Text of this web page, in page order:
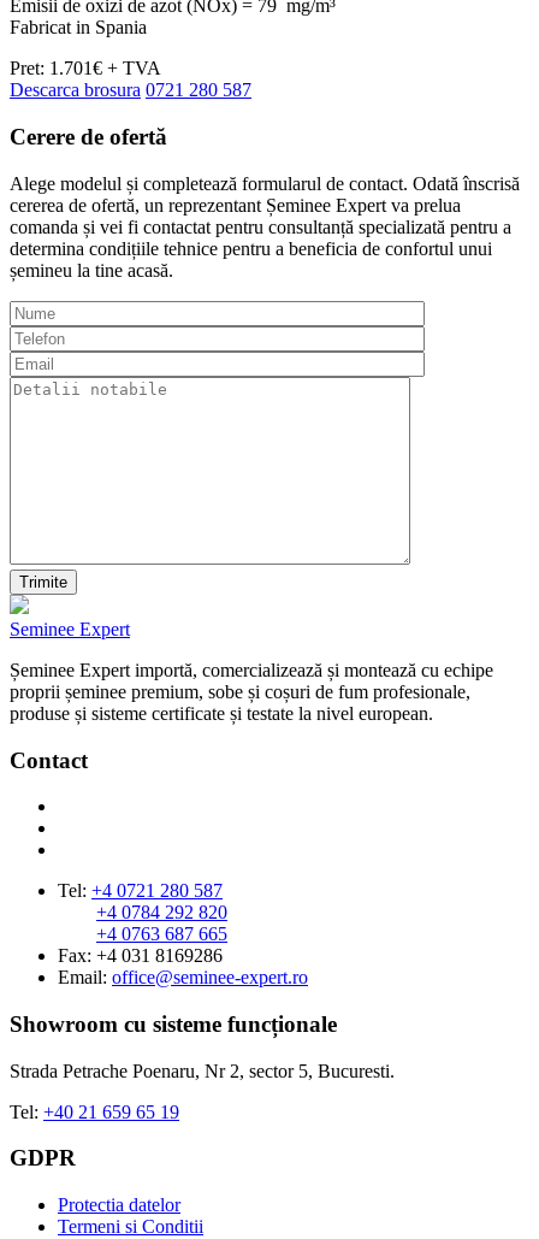
Emisii de oxizi de azot (NOx) = 79 mg/m³
Fabricat in Spania
Pret: 1.701€ + TVA
Descarca brosura 0721 280 587
Cerere de ofertă
Alege modelul și completează formularul de contact. Odată înscrisă
cererea de ofertă, un reprezentant Șeminee Expert va prelua
comanda și vei fi contactat pentru consultanță specializată pentru a
determina condițiile tehnice pentru a beneficia de confortul unui
șemineu la tine acasă.
Trimite
Seminee Expert
Șeminee Expert importă, comercializează și montează cu echipe
proprii șeminee premium, sobe și coșuri de fum profesionale,
produse și sisteme certificate și testate la nivel european.
Contact
Tel: +4 0721 280 587
+4 0784 292 820
+4 0763 687 665
Fax: +4 031 8169286
Email: office@seminee-expert.ro
Showroom cu sisteme funcționale
Strada Petrache Poenaru, Nr 2, sector 5, Bucuresti.
Tel: +40 21 659 65 19
GDPR
Protectia datelor
Termeni si Conditii